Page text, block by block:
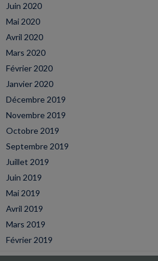
Juin 2020
Mai 2020
Avril 2020
Mars 2020
Février 2020
Janvier 2020
Décembre 2019
Novembre 2019
Octobre 2019
Septembre 2019
Juillet 2019
Juin 2019
Mai 2019
Avril 2019
Mars 2019
Février 2019